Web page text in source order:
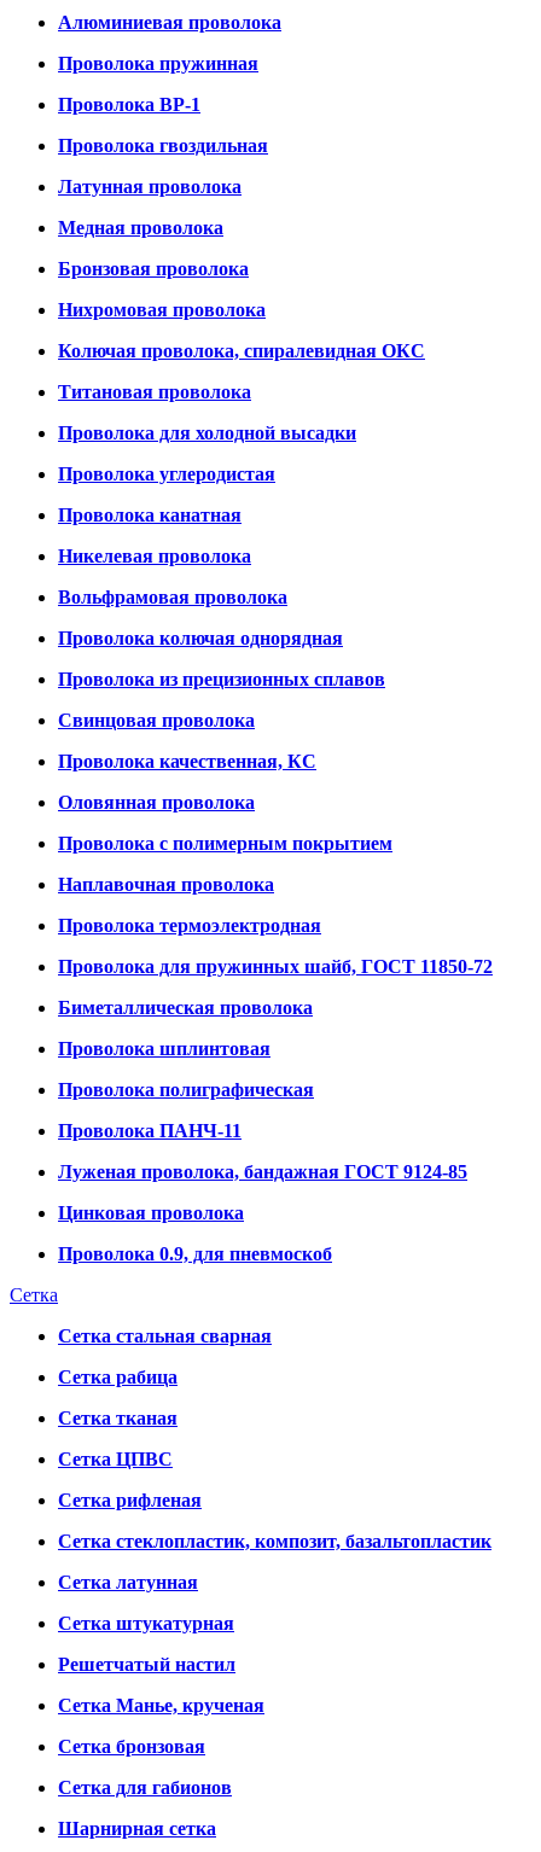
Алюминиевая проволока
Проволока пружинная
Проволока ВР-1
Проволока гвоздильная
Латунная проволока
Медная проволока
Бронзовая проволока
Нихромовая проволока
Колючая проволока, спиралевидная ОКС
Титановая проволока
Проволока для холодной высадки
Проволока углеродистая
Проволока канатная
Никелевая проволока
Вольфрамовая проволока
Проволока колючая однорядная
Проволока из прецизионных сплавов
Свинцовая проволока
Проволока качественная, КС
Оловянная проволока
Проволока с полимерным покрытием
Наплавочная проволока
Проволока термоэлектродная
Проволока для пружинных шайб, ГОСТ 11850-72
Биметаллическая проволока
Проволока шплинтовая
Проволока полиграфическая
Проволока ПАНЧ-11
Луженая проволока, бандажная ГОСТ 9124-85
Цинковая проволока
Проволока 0.9, для пневмоскоб
Сетка
Сетка стальная сварная
Сетка рабица
Сетка тканая
Сетка ЦПВС
Сетка рифленая
Сетка стеклопластик, композит, базальтопластик
Сетка латунная
Сетка штукатурная
Решетчатый настил
Сетка Манье, крученая
Сетка бронзовая
Сетка для габионов
Шарнирная сетка